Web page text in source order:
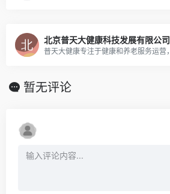
北京普天大健康科技发展有限公司
暂无评论